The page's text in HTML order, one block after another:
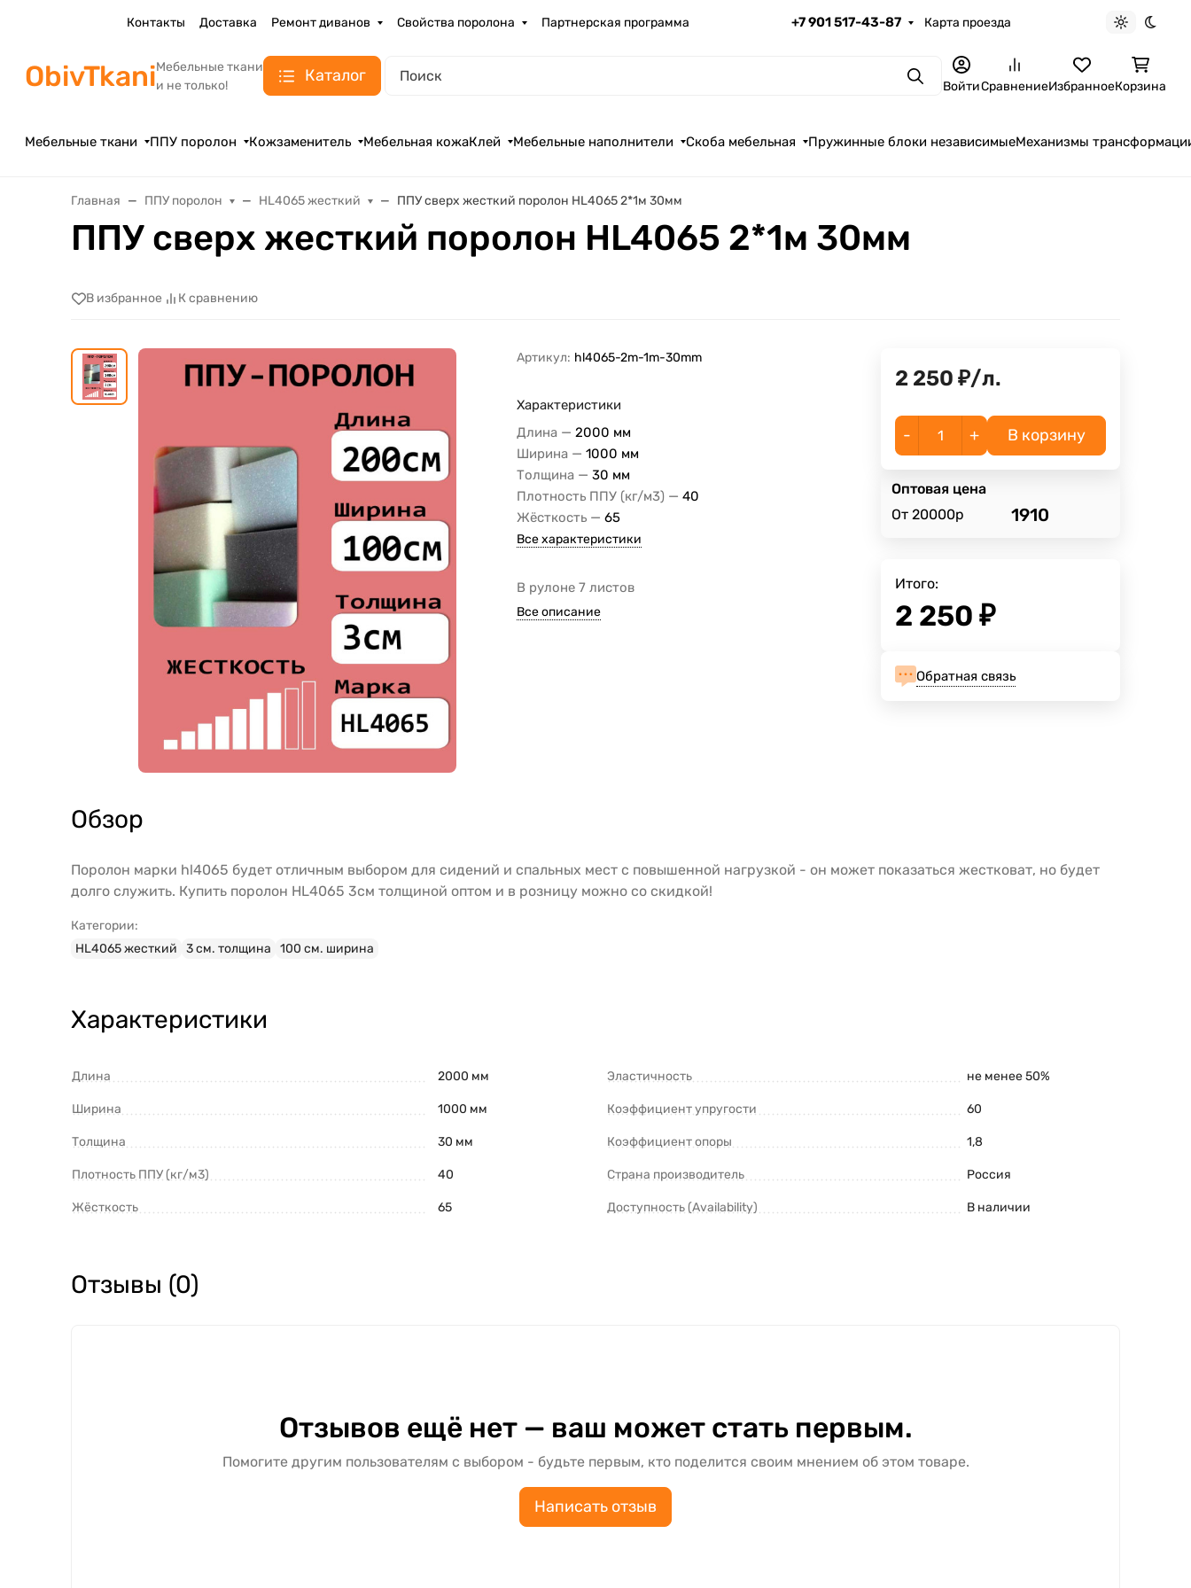
Контакты Доставка Ремонт диванов Свойства поролона Партнерская программа +7 901 517-43-87 Карта проезда
Светлая
ObivTkaniМебельные ткани
и не только!
Каталог ПоискВойтиСравнениеИзбранноеКорзина
Мебельные ткани ППУ поролон Кожзаменитель Мебельная кожаКлей Мебельные наполнители Скоба мебельная Пружинные блоки независимыеМеханизмы
Главная ППУ поролон HL4065 жесткий ППУ cверх жесткий поролон HL4065 2*1м 30мм
ППУ cверх жесткий поролон HL4065 2*1м 30мм
В избранное К сравнению
Артикул: hl4065-2m-1m-30mm
Характеристики
Длина — 2000 мм
Ширина — 1000 мм
Толщина — 30 мм
Плотность ППУ (кг/м3) — 40
Жёсткость — 65
Все характеристики
В рулоне 7 листов
Все описание
2 250 ₽/л.
- + В корзину
Оптовая цена
От 20000р
1910
Итого:
2 250 ₽
Обратная связь
Обзор
Поролон марки hl4065 будет отличным выбором для сидений и спальных мест с повышенной нагрузкой - он может показаться жестковат, но будет
долго служить. Купить поролон HL4065 3см толщиной оптом и в розницу можно со скидкой!
Категории:
HL4065 жесткий
3 см. толщина 100 см. ширина
Характеристики
Длина 2000 мм
Ширина 1000 мм
Толщина 30 мм
Плотность ППУ (кг/м3) 40
Жёсткость 65
Эластичность не менее 50%
Коэффициент упругости 60
Коэффициент опоры 1,8
Страна производитель Россия
Доступность (Availability) В наличии
Отзывы (0)
Отзывов ещё нет — ваш может стать первым.
Помогите другим пользователям с выбором - будьте первым, кто поделится своим мнением об этом товаре.
Написать отзыв